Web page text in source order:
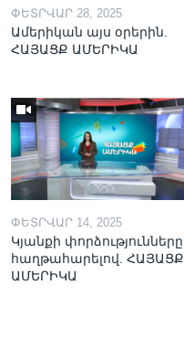
ՓԵՏՐՎԱՐ 28, 2025
Ամերիկան այս օրերին.
ՀԱՅԱՑՔ ԱՄԵՐԻԿԱ
ՓԵՏՐՎԱՐ 14, 2025
Կյանքի փորձությունները
հաղթահարելով. ՀԱՅԱՑՔ
ԱՄԵՐԻԿԱ